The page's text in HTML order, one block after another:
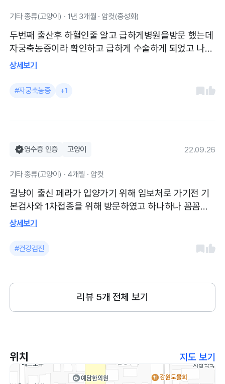
기타 종류(고양이) · 1년 3개월 · 암컷(중성화)
두번째 출산후 하혈인줄 알고 급하게병원을방문 했는데
자궁축농증이라 확인하고 급하게 수술하게 되었고 나비
가 길냥이라 수술후 실내에서 회복없이 길생활로 돌아
셨고 추후 드레싱과 경과확인도 신경써주셔서 쌩쌩하게
상세보기
#자궁축농증 +1
영수증 인증 고양이 22.09.26
기타 종류(고양이) · 4개월 · 암컷
길냥이 출신 페라가 입양가기 위해 임보처로 가기전 기
본검사와 1차접종을 위해 방문하였고 하나하나 꼼꼼히
검사해주셨고 병원을 처음방문해보는 페라가 조금이라
상세보기
#건강검진
리뷰 5개 전체 보기
위치 지도 보기